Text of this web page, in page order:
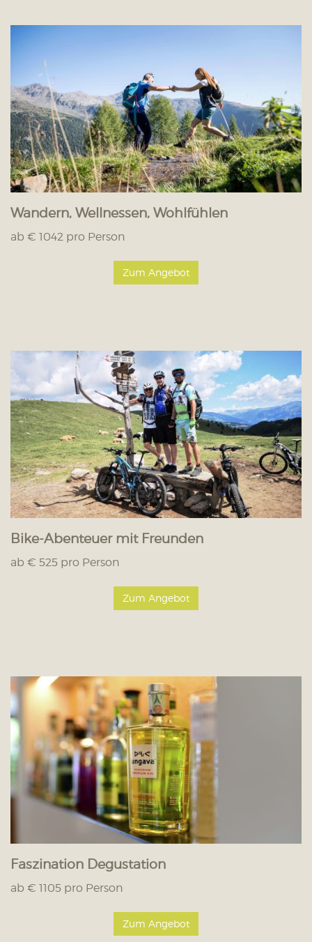
Wandern, Wellnessen, Wohlfühlen
ab € 1042 pro Person
Zum Angebot
Bike-Abenteuer mit Freunden
ab € 525 pro Person
Zum Angebot
Faszination Degustation
ab € 1105 pro Person
Zum Angebot